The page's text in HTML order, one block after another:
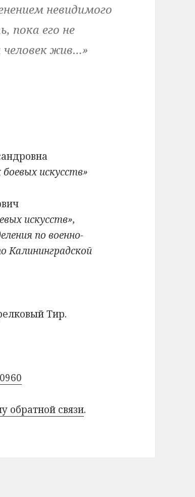
невидимого
пока его не
жив…»
искусств»
искусств»,
по военно-
Калининградской
Тир.
обратной связи.